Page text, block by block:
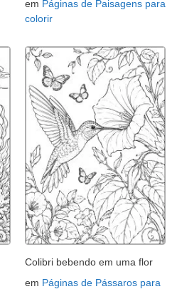
em Páginas de Paisagens para
colorir
Colibri bebendo em uma flor
em Páginas de Pássaros para